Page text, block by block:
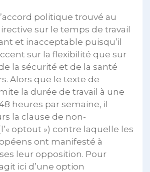
politique trouvé au
sur le temps de travail
et inacceptable puisqu’il
sur la flexibilité que sur
la sécurité et de la santé
Alors que le texte de
la durée de travail à une
heures par semaine, il
la clause de non-
optout ») contre laquelle les
ont manifesté à
leur opposition. Pour
ici d’une option